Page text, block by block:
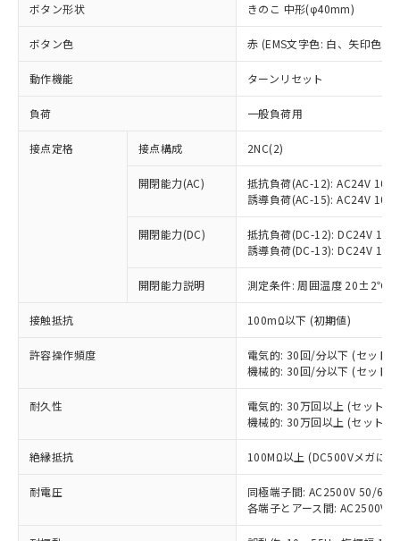
ボタン形状 きのこ 中形(φ40mm)
ボタン色 赤 (EMS文字色: 白、矢印色:
動作機能 ターンリセット
負荷 一般負荷用
接点定格 接点構成 2NC(2)
開閉能力(AC)
抵抗負荷(AC-12): AC24V
誘導負荷(AC-15): AC24V
開閉能力(DC)
抵抗負荷(DC-12): DC24V
誘導負荷(DC-13): DC24V
開閉能力説明 測定条件: 周囲温度 20±2℃
接触抵抗 100mΩ以下 (初期値)
許容操作頻度
電気的: 30回/分以下 (セット
機械的: 30回/分以下 (セット
耐久性
電気的: 30万回以上 (セット、
機械的: 30万回以上 (セット、
絶縁抵抗 100MΩ以上 (DC500Vメガに
耐電圧
同極端子間: AC2500V 50/
各端子とアース間: AC2500V
対応済み：EU RoHS指令（10物質）の
非含有に対応した製品が提供可能な商品で
す。
対応予定：EU RoHS指令（10物質）の非含
有に対応した製品に切り替える予定のある
対応予定なし：EU RoHS指令（10物質）の